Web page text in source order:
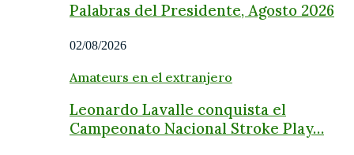
Palabras del Presidente, Agosto 2026
02/08/2026
Amateurs en el extranjero
Leonardo Lavalle conquista el
Campeonato Nacional Stroke Play…